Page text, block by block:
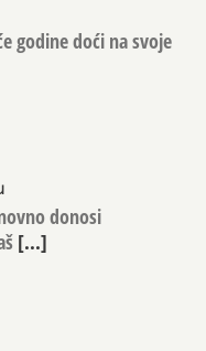
godine doći na svoje
donosi
[...]